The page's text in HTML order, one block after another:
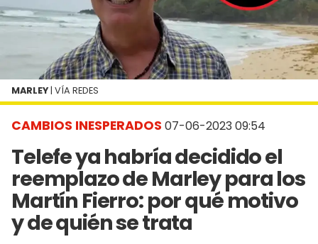
CAMBIOS INESPERADOS 07-06-2023 09:54
Telefe ya habría decidido el
reemplazo de Marley para los
Martín Fierro: por qué motivo
y de quién se trata
MARLEY| VÍA REDES